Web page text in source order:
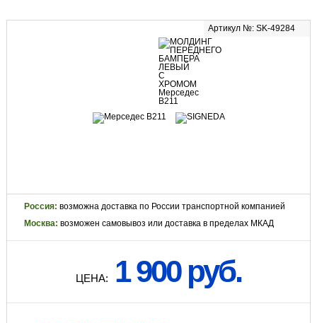
Артикул №: SK-49284
Россия: возможна доставка по России транспортной компанией
Москва: возможен самовывоз или доставка в пределах МКАД
ЦЕНА: 1 900 руб.